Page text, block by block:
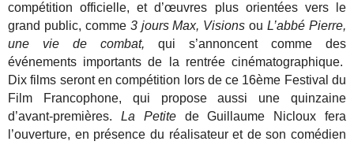
compétition officielle, et d’œuvres plus orientées vers le
grand public, comme3 jours Max, Visions ouL’abbé Pierre,
une vie de combat, qui s’annoncent comme des
événements importants de la rentrée cinématographique.
Dix films seront en compétition lors de ce 16ème Festival du
Film Francophone, qui propose aussi une quinzaine
d’avant-premières. La Petite de Guillaume Nicloux fera
l’ouverture, en présence du réalisateur et de son comédien